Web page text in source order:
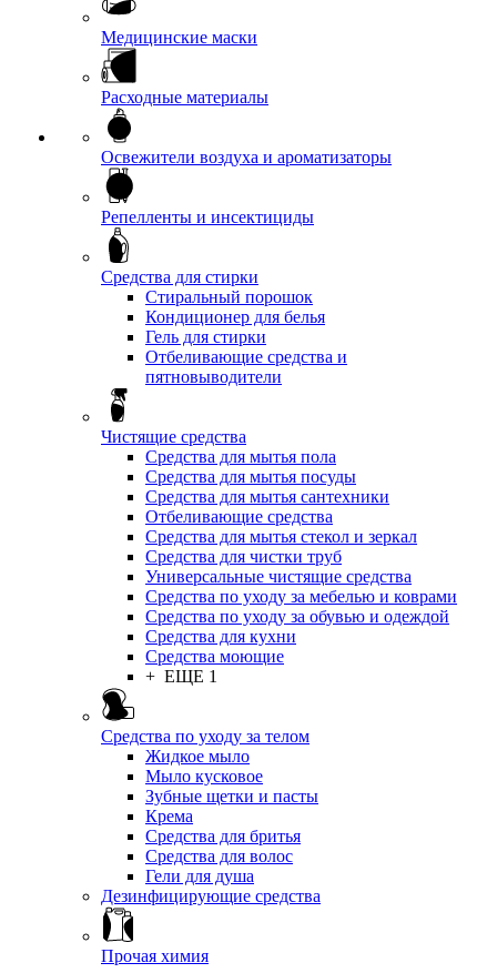
Медицинские маски
Расходные материалы
Освежители воздуха и ароматизаторы
Репелленты и инсектициды
Средства для стирки
Стиральный порошок
Кондиционер для белья
Гель для стирки
Отбеливающие средства и
пятновыводители
Чистящие средства
Средства для мытья пола
Средства для мытья посуды
Средства для мытья сантехники
Отбеливающие средства
Средства для мытья стекол и зеркал
Средства для чистки труб
Универсальные чистящие средства
Средства по уходу за мебелью и коврами
Средства по уходу за обувью и одеждой
Средства для кухни
Средства моющие
+ ЕЩЕ 1
Средства по уходу за телом
Жидкое мыло
Мыло кусковое
Зубные щетки и пасты
Крема
Средства для бритья
Средства для волос
Гели для душа
Дезинфицирующие средства
Прочая химия